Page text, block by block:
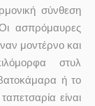
σύνθεση
ασπρόμαυρες
μοντέρνο και
στυλ
ή το
είναι